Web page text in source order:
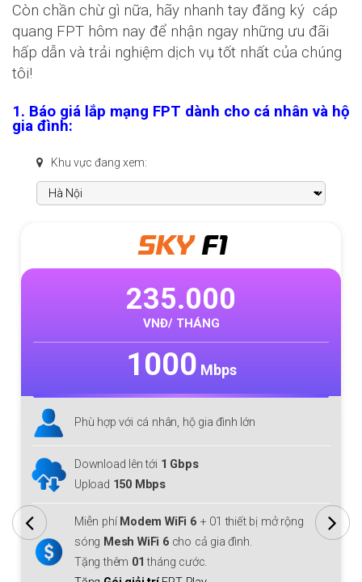
Còn chần chừ gì nữa, hãy nhanh tay đăng ký cáp
quang FPT hôm nay để nhận ngay những ưu đãi
hấp dẫn và trải nghiệm dịch vụ tốt nhất của chúng
tôi!
1. Báo giá lắp mạng FPT dành cho cá nhân và hộ
gia đình:
Khu vực đang xem:
SKYF1
235.000
VNĐ/ THÁNG
1000 Mbps
Phù hợp với cá nhân, hộ gia đình lớn
Download lên tới 1 Gbps
Upload 150 Mbps
Miễn phí Modem WiFi 6 + 01 thiết bị mở rộng
sóng Mesh WiFi 6 cho cả gia đình.
Tặng thêm 01tháng cước.